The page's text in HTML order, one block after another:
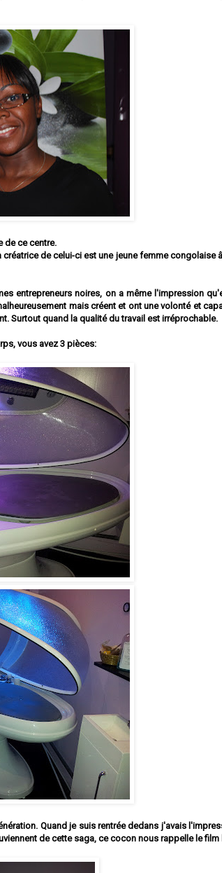
de ce centre.
de celui-ci est une jeune femme congolaise
entrepreneurs noires, on a même l'impression
mais créent et ont une volonté et
Surtout quand la qualité du travail est irréprochable.
vous avez 3 pièces:
Quand je suis rentrée dedans j'avais
de cette saga, ce cocon nous rappelle le film